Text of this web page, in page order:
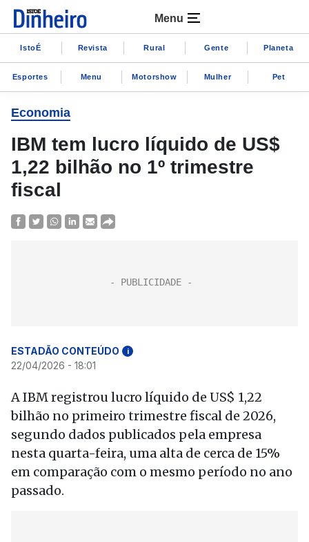
Menu
IstoÉ Revista Rural Gente Planeta
Esportes Menu Motorshow Mulher Pet
Economia
IBM tem lucro líquido de US$
1,22 bilhão no 1º trimestre
fiscal
ESTADÃO CONTEÚDO i
22/04/2026 - 18:01
A IBM registrou lucro líquido de US$ 1,22
bilhão no primeiro trimestre fiscal de 2026,
segundo dados publicados pela empresa
nesta quarta-feira, uma alta de cerca de 15%
em comparação com o mesmo período no ano
passado.